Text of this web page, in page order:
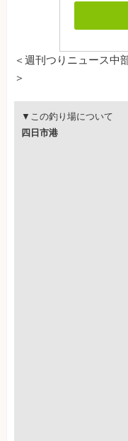
＜週刊つりニュース中
＞
▼この釣り場について
四日市港